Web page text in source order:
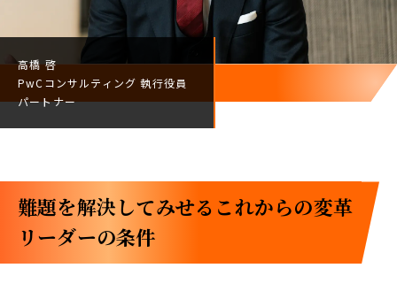
高橋 啓
PwCコンサルティング執行役員
パートナー
難題を解決してみせる――これからの変革
リーダーの条件